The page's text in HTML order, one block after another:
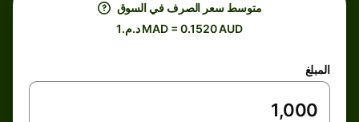
متوسط ​​سعر الصرف في السوق
د.م.1 MAD = 0.1520 AUD
المبلغ